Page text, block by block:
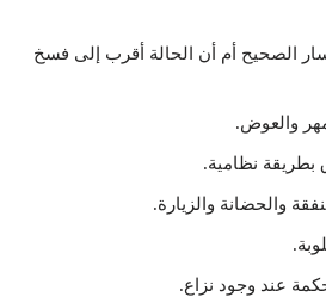
الصحيح أم أن الحالة أقرب إلى فسخ
والعوض.
بطريقة نظامية.
والحضانة والزيارة.
عند وجود نزاع.